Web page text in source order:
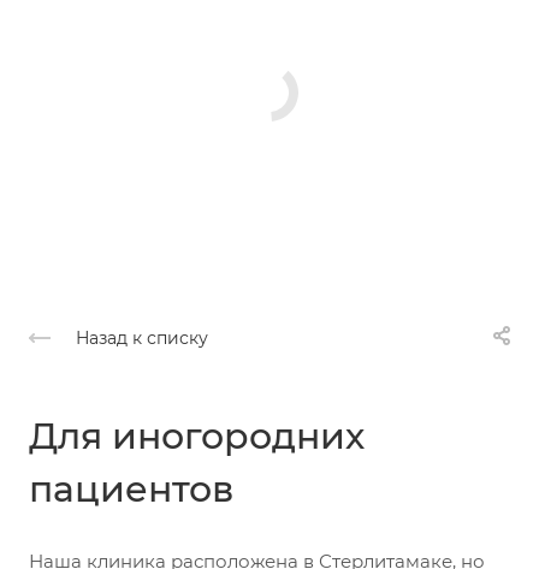
Назад к списку
Для иногородних
пациентов
Наша клиника расположена в Стерлитамаке, но